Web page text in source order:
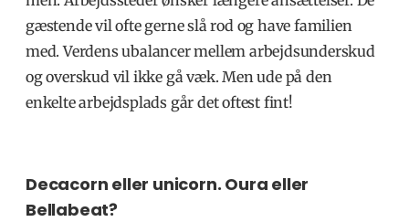
gæstende vil ofte gerne slå rod og have familien
med. Verdens ubalancer mellem arbejdsunderskud
og overskud vil ikke gå væk. Men ude på den
enkelte arbejdsplads går det oftest fint!
Decacorn eller unicorn. Oura eller
Bellabeat?